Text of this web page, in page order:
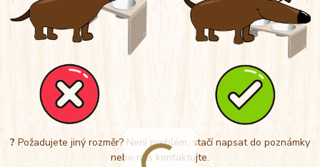
? Požadujete jiný rozměr? Není problém, stačí napsat do poznámky
nebo nás kontaktujte.